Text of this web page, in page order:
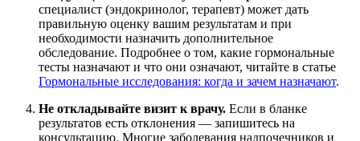
специалист (эндокринолог, терапевт) может дать
правильную оценку вашим результатам и при
необходимости назначить дополнительное
обследование. Подробнее о том, какие гормональные
тесты назначают и что они означают, читайте в статье
Гормональные исследования: когда и зачем назначают.
Не откладывайте визит к врачу. Если в бланке
результатов есть отклонения — запишитесь на
консультацию. Многие заболевания надпочечников и